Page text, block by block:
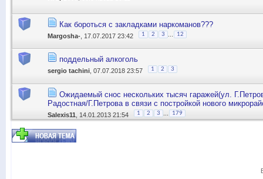
Как бороться с закладками наркоманов???
Margosha- , 17.07.2017 23:42 1 2 3 12
поддельный алкоголь
sergio tachini , 07.07.2018 23:57 1 2 3
Ожидаемый снос нескольких тысяч гаражей(ул.
Радостная/Г.Петрова в связи с постройкой нового
Salexis11 , 14.01.2013 21:54 1 2 3 179